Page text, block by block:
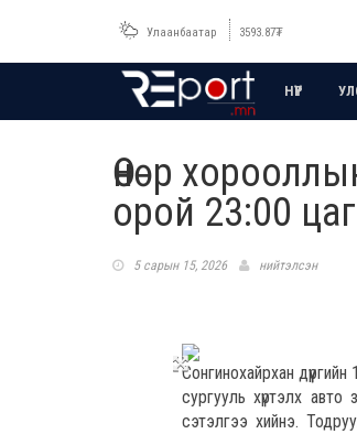
Улаанбаатар 3593.87₮
НҮҮР
Өнөр
орой 23:00
5 сарын 15, 2026 нийтэлсэн
Сонгинохайрхан
сургууль хүртэлх
сэтэлгээ хийнэ.